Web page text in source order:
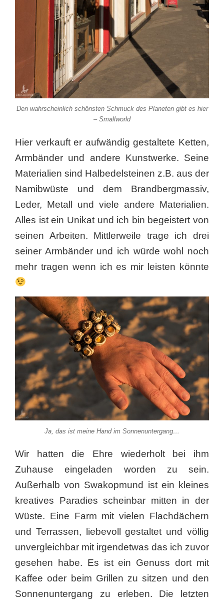
Den wahrscheinlich schönsten Schmuck des Planeten gibt es hier
– Smallworld
Hier verkauft er aufwändig gestaltete Ketten,
Armbänder und andere Kunstwerke. Seine
Materialien sind Halbedelsteinen z.B. aus der
Namibwüste und dem Brandbergmassiv,
Leder, Metall und viele andere Materialien.
Alles ist ein Unikat und ich bin begeistert von
seinen Arbeiten. Mittlerweile trage ich drei
seiner Armbänder und ich würde wohl noch
mehr tragen wenn ich es mir leisten könnte
Ja, das ist meine Hand im Sonnenuntergang…
Wir hatten die Ehre wiederholt bei ihm
Zuhause eingeladen worden zu sein.
Außerhalb von Swakopmund ist ein kleines
kreatives Paradies scheinbar mitten in der
Wüste. Eine Farm mit vielen Flachdächern
und Terrassen, liebevoll gestaltet und völlig
unvergleichbar mit irgendetwas das ich zuvor
gesehen habe. Es ist ein Genuss dort mit
Kaffee oder beim Grillen zu sitzen und den
Sonnenuntergang zu erleben. Die letzten